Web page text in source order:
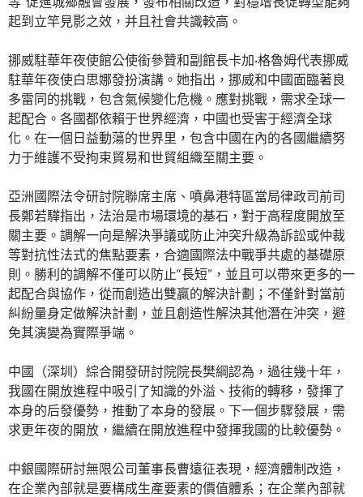
起到立竿見影之效，并且社會共識較高。
挪威駐華年夜使館公使銜參贊和副館長卡加·格魯姆代表挪威
駐華年夜使白思娜發扮演講。她指出，挪威和中國面臨著良
多雷同的挑戰，包含氣候變化危機。應對挑戰，需求全球一
起配合。各國都依賴于世界經濟，中國也受害于經濟全球
化。在一個日益動蕩的世界里，包含中國在內的各國繼續努
力于維護不受拘束貿易和世貿組織至關主要。
亞洲國際法令研討院聯席主席、噴鼻港特區當局律政司前司
長鄭若驊指出，法治是市場環境的基石，對于高程度開放至
關主要。調解一向是解決爭議或防止沖突升級為訴訟或仲裁
等對抗性法式的焦點要素，合適國際法中戰爭共處的基礎原
則。勝利的調解不僅可以防止“長短”，並且可以帶來更多的一
起配合與協作，從而創造出雙贏的解決計劃；不僅針對當前
糾紛量身定做解決計劃，並且創造性解決其他潛在沖突，避
免其演變為實際爭端。
中國（深圳）綜合開發研討院院長樊綱認為，過往幾十年，
我國在開放進程中吸引了知識的外溢、技術的轉移，發揮了
本身的后發優勢，推動了本身的發展。下一個步驟發展，需
求更年夜的開放，繼續在開放進程中發揮我國的比較優勢。
中銀國際研討無限公司董事長曹遠征表現，經濟體制改造，
在企業內部就是要構成生產要素的價值體系；在企業內部就